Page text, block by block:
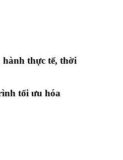
thực tế, thời
tối ưu hóa